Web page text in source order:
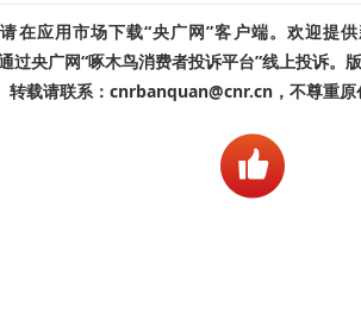
在应用市场下载“央广网”客户端。欢迎提
过央广网“啄木鸟消费者投诉平台”线上投诉。
转载请联系：cnrbanquan@cnr.cn，不尊重原